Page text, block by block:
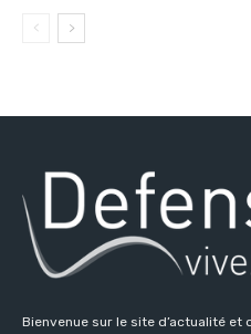
Bienvenue sur le site d’actualité et